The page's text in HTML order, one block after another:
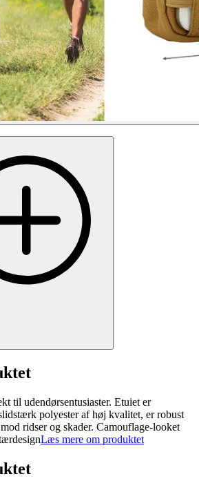
til udendørsentusiaster. Etuiet er
polyester af høj kvalitet, er robust
ridser og skader. Camouflage-looket
Læs mere om produktet